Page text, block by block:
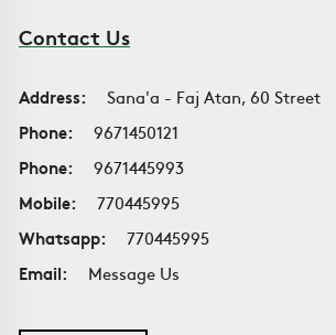
Contact Us
Address:
Sana'a - Faj Atan, 60 Street
Phone:
9671450121
Phone:
9671445993
Mobile:
770445995
Whatsapp:
770445995
Email:
Message Us